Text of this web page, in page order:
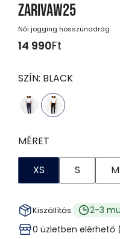
ZARIVAW25
Női jogging hosszúnadrág
14 990Ft
SZÍN: BLACK
MÉRET
XS S M
Kiszállítás:
2-3
0 üzletben elérhető